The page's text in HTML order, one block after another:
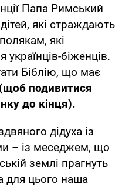
Папа Римський
які страждають
які
українців-біженців.
Біблію, що має
(щоб подивитися
до кінця).
дідуха із
– із меседжем, що
землі прагнуть
для цього наша